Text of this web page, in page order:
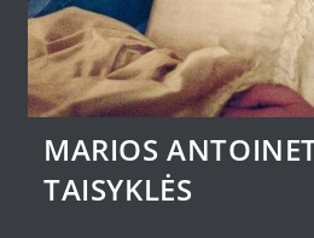
MARIOS
TAISYKLĖS